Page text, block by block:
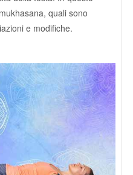
quali sono
e modifiche.